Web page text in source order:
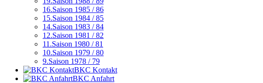
16.Saison 1985 / 86
15.Saison 1984 / 85
14.Saison 1983 / 84
12.Saison 1981 / 82
11.Saison 1980 / 81
10.Saison 1979 / 80
9.Saison 1978 / 79
BKC Kontakt
BKC Anfahrt